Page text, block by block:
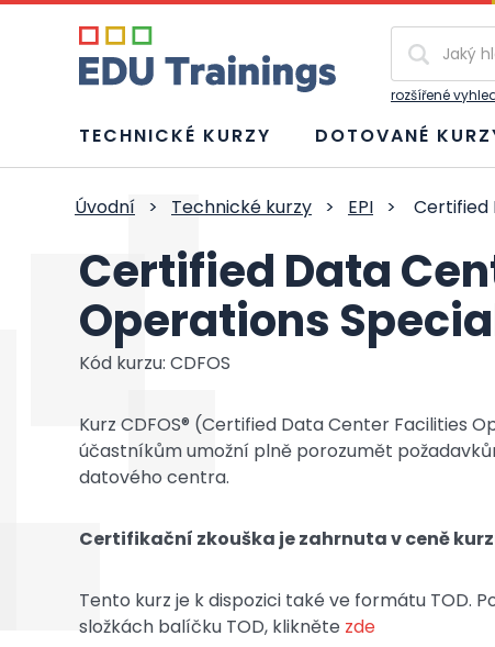
rozšířené
TECHNICKÉ KURZY DOTOVANÉ
Úvodní > Technické kurzy > EPI > Certified
Certified Data
Operations
Kód kurzu: CDFOS
Kurz CDFOS® (Certified Data Center Facilities
účastníkům umožní plně porozumět
datového centra.
Certifikační zkouška je zahrnuta v ceně
Tento kurz je k dispozici také ve formátu TOD.
složkách balíčku TOD, klikněte zde